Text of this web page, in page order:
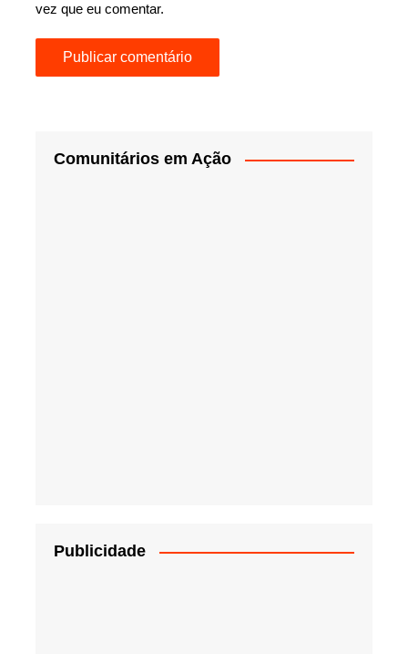
vez que eu comentar.
Comunitários em Ação
Publicidade